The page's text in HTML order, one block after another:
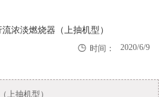
浓淡燃烧器（上抽机型）
 时间： 2020/6/9
上抽机型）